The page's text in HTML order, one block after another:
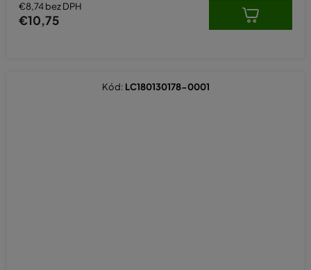
€8,74 bez DPH
€10,75
Kód: LC180130178-0001